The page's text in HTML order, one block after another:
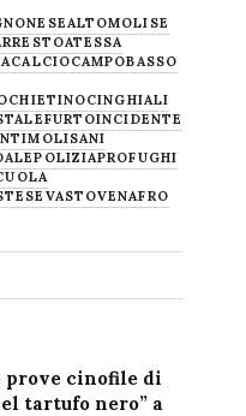
ALTOMOLISE
ATESSA
CALCIOCAMPOBASSO
CHIETINOCINGHIALI
FURTOINCIDENTE
MOLISANI
POLIZIAPROFUGHI
VASTOVENAFRO
prove cinofile di
tartufo nero” a